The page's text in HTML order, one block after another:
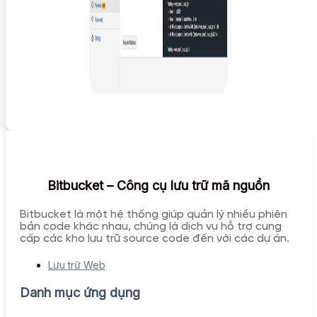
Bitbucket – Công cụ lưu trữ mã nguồn
Bitbucket là một hệ thống giúp quản lý nhiều phiên
bản code khác nhau, chúng là dịch vụ hỗ trợ cung
cấp các kho lưu trữ source code đến với các dự án.
Lưu trữ Web
Danh mục ứng dụng